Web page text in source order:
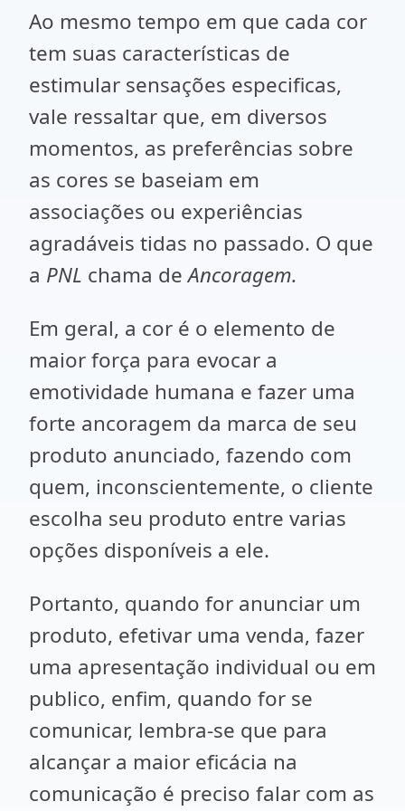
Ao mesmo tempo em que cada cor
tem suas características de
estimular sensações especificas,
vale ressaltar que, em diversos
momentos, as preferências sobre
as cores se baseiam em
associações ou experiências
agradáveis tidas no passado. O que
a PNL chama deAncoragem.
Em geral, a cor é o elemento de
maior força para evocar a
emotividade humana e fazer uma
forte ancoragem da marca de seu
produto anunciado, fazendo com
quem, inconscientemente, o cliente
escolha seu produto entre varias
opções disponíveis a ele.
Portanto, quando for anunciar um
produto, efetivar uma venda, fazer
uma apresentação individual ou em
publico, enfim, quando for se
comunicar, lembra-se que para
alcançar a maior eficácia na
comunicação é preciso falar com as